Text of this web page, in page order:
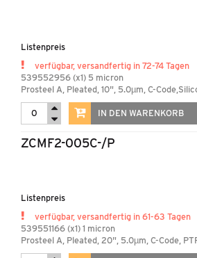
Listenpreis
verfügbar, versandfertig in 72-74 Tagen
539552956 (x1) 5 micron
Prosteel A, Pleated, 10", 5.0µm, C-
IN DEN WARENKORB
ZCMF2-005C-/P
Listenpreis
verfügbar, versandfertig in 61-63 Tagen
539551166 (x1) 1 micron
Prosteel A, Pleated, 20", 5.0µm, C-Code,